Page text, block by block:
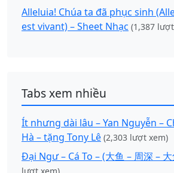
Alleluia! Chúa ta đã phục sinh
est vivant) – Sheet Nhạc (1,387
Tabs xem nhiều
Ít nhưng dài lâu – Yan Nguyễn –
Hà – tặng Tony Lê (2,303 lượt xem)
Đại Ngư – Cá To – (大鱼 – 周深 –